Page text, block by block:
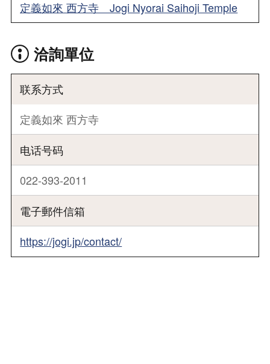
定義如來 西方寺 Jogi Nyorai Saihoji Temple
洽詢單位
联系方式
定義如來 西方寺
电话号码
022-393-2011
電子郵件信箱
https://jogi.jp/contact/